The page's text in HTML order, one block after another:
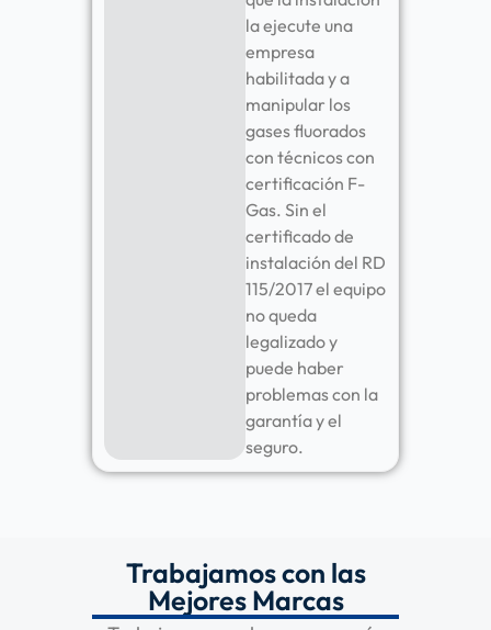
la ejecute una
empresa
habilitada y a
manipular los
gases fluorados
con técnicos con
certificación F-
Gas. Sin el
certificado de
instalación del RD
115/2017 el equipo
no queda
legalizado y
puede haber
problemas con la
garantía y el
seguro.
Trabajamos con las
Mejores Marcas